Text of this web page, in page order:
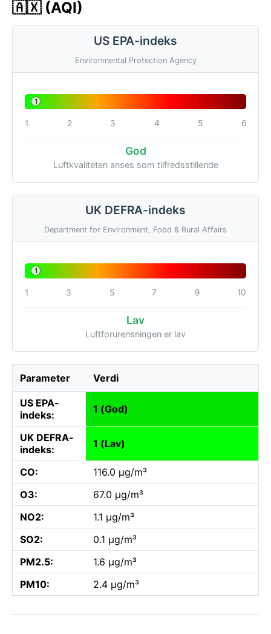
🇦🇽 (AQI)
US EPA-indeks
Environmental Protection Agency
1
1 2 3 4 5 6
God
Luftkvaliteten anses som tilfredsstillende
UK DEFRA-indeks
Department for Environment, Food & Rural Affairs
1
1 3 5 7 9 10
Lav
Luftforurensningen er lav
Parameter Verdi
US EPA-
indeks:
1 (God)
UK DEFRA-
indeks:
1 (Lav)
CO:
116.0 µg/m³
O3:
67.0 µg/m³
NO2:
1.1 µg/m³
SO2:
0.1 µg/m³
PM2.5:
1.6 µg/m³
PM10:
2.4 µg/m³